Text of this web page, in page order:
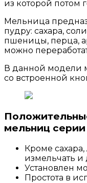
из которой потом
Мельница
пудру: сахара,
пшеницы, перца,
можно
В данной модели
со встроенной
мельниц серии
Кроме
измельчать
Установлен
Простота в